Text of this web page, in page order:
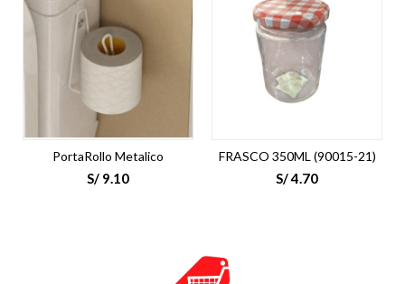
PortaRollo Metalico
S/ 9.10
FRASCO 350ML (90015-21)
S/4.70